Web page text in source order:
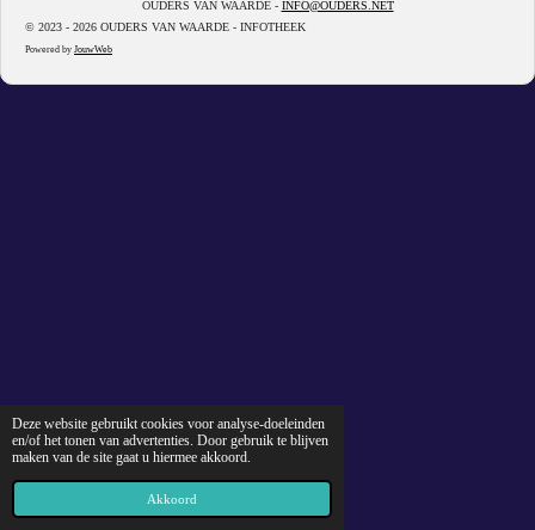
Deze website gebruikt cookies voor analyse-doeleinden
en/of het tonen van advertenties. Door gebruik te blijven
maken van de site gaat u hiermee akkoord.
Akkoord
OUDERS VAN WAARDE - INFO@OUDERS.NET
© 2023 - 2026 OUDERS VAN WAARDE - INFOTHEEK
Powered by JouwWeb